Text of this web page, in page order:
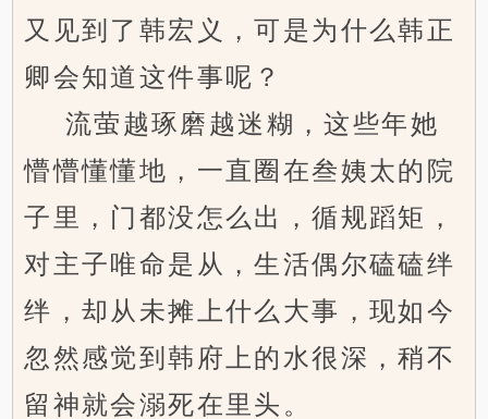
又见到了韩宏义，可是为什么韩正
卿会知道这件事呢？
流萤越琢磨越迷糊，这些年她
懵懵懂懂地，一直圈在叁姨太的院
子里，门都没怎么出，循规蹈矩，
对主子唯命是从，生活偶尔磕磕绊
绊，却从未摊上什么大事，现如今
忽然感觉到韩府上的水很深，稍不
留神就会溺死在里头。